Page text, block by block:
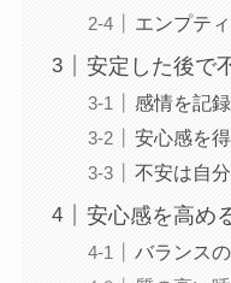
エンプテ
安定した後で
感情を記
安心感を
不安は自
安心感を高め
バランス